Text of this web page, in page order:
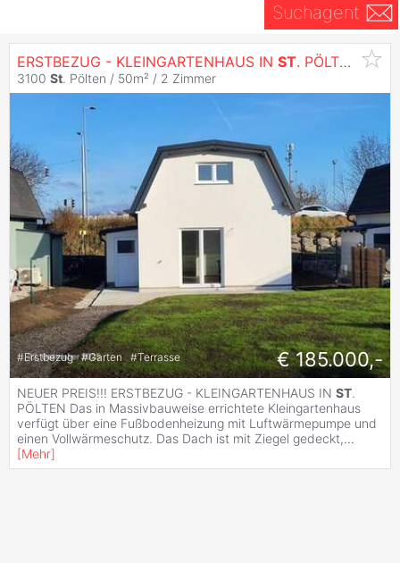
Suchagent
ERSTBEZUG - KLEINGARTENHAUS IN ST. PÖLTEN HAUPTWOHNSITZ MÖGLICH
3100 St. Pölten / 50m² / 2 Zimmer
#Erstbezug #Garten #Terrasse € 185.000,-
NEUER PREIS!!! ERSTBEZUG - KLEINGARTENHAUS IN ST.
PÖLTEN Das in Massivbauweise errichtete Kleingartenhaus
verfügt über eine Fußbodenheizung mit Luftwärmepumpe und
einen Vollwärmeschutz. Das Dach ist mit Ziegel gedeckt,...
[Mehr]